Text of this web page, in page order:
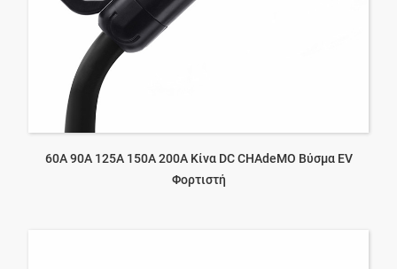
60A 90A 125A 150A 200A Κίνα DC CHAdeMO Βύσμα EV
Φορτιστή